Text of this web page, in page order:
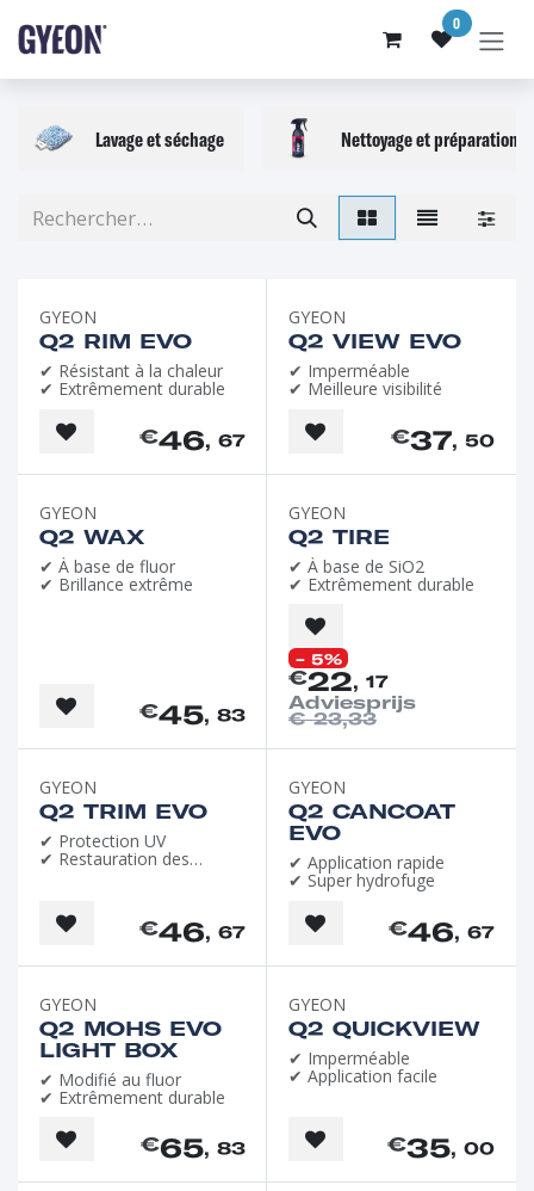
0
Lavage et séchage Nettoyage et préparation
GYEON
Q2 RIM EVO
✔ Résistant à la chaleur
✔ Extrêmement durable
€46, 67
GYEON
Q2 VIEW EVO
✔ Imperméable
✔ Meilleure visibilité
€37, 50
GYEON
Q2 WAX
✔ À base de fluor
✔ Brillance extrême
€45, 83
Favori de l'été
GYEON
Q2 TIRE
✔ À base de SiO2
✔ Extrêmement durable
- 5%
€22, 17
Adviesprijs
€23,33
GYEON
Q2 TRIM EVO
✔ Protection UV
✔ Restauration des
€46, 67
GYEON
Q2 CANCOAT
EVO
✔ Application rapide
✔ Super hydrofuge
€46, 67
GYEON
Q2 MOHS EVO
LIGHT BOX
✔ Modifié au fluor
✔ Extrêmement durable
€65, 83
GYEON
Q2 QUICKVIEW
✔ Imperméable
✔ Application facile
€35, 00